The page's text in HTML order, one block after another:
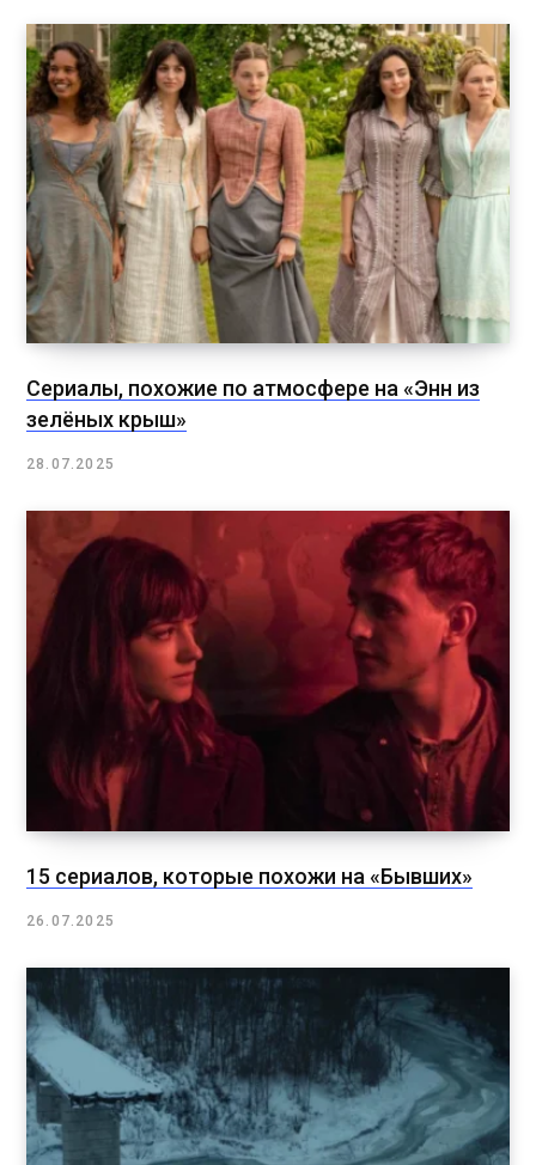
Сериалы, похожие по атмосфере на «Энн из
зелёных крыш»
28.07.2025
15 сериалов, которые похожи на «Бывших»
26.07.2025